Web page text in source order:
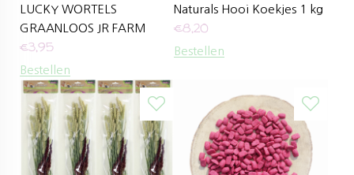
LUCKY WORTELS
GRAANLOOS JR FARM
€3,95
Bestellen
Naturals Hooi Koekjes 1 kg
€8,20
Bestellen